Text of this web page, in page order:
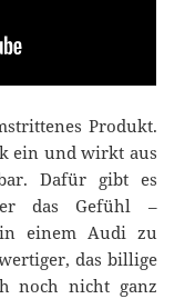
Produkt.
ein und wirkt aus
Dafür gibt es
das Gefühl –
einem Audi zu
das billige
noch nicht ganz